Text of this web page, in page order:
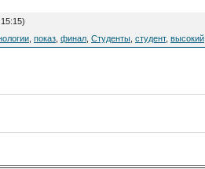
показ финал Студенты студент, высокий